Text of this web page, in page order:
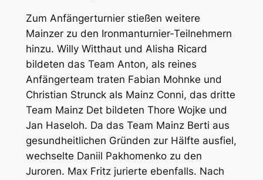
Zum Anfängerturnier stießen weitere
Mainzer zu den Ironmanturnier-Teilnehmern
hinzu. Willy Witthaut und Alisha Ricard
bildeten das Team Anton, als reines
Anfängerteam traten Fabian Mohnke und
Christian Strunck als Mainz Conni, das dritte
Team Mainz Det bildeten Thore Wojke und
Jan Haseloh. Da das Team Mainz Berti aus
gesundheitlichen Gründen zur Hälfte ausfiel,
wechselte Daniil Pakhomenko zu den
Juroren. Max Fritz jurierte ebenfalls. Nach